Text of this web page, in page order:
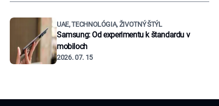
UAE, TECHNOLÓGIA, ŽIVOTNÝ ŠTÝL
Samsung: Od experimentu k štandardu v
mobiloch
2026. 07. 15